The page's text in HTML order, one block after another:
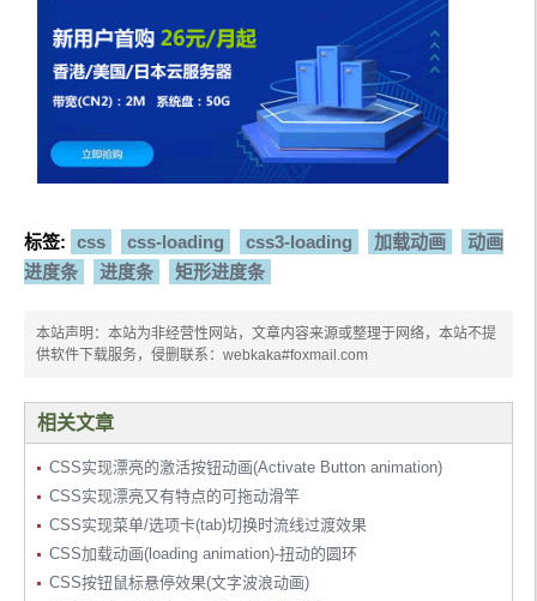
标签: css css-loading css3-loading 加载动画
动画
进度条
进度条 矩形进度条
本站声明：本站为非经营性网站，文章内容来源或整理于网络，本站不提
供软件下载服务，侵删联系：webkaka#foxmail.com
相关文章
CSS实现漂亮的激活按钮动画(Activate Button animation)
CSS实现漂亮又有特点的可拖动滑竿
CSS实现菜单/选项卡(tab)切换时流线过渡效果
CSS加载动画(loading animation)-扭动的圆环
CSS按钮鼠标悬停效果(文字波浪动画)